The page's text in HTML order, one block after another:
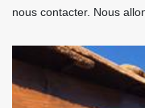
nous contacter. Nous